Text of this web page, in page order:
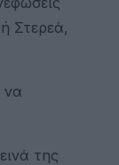
Στερεά,
να
της